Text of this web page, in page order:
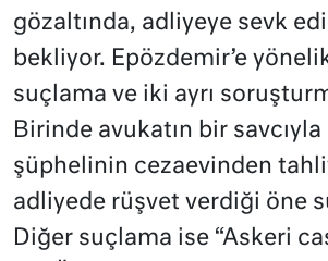
gözaltında, adliyeye sevk
bekliyor. Epözdemir’e
suçlama ve iki ayrı
Birinde avukatın bir
şüphelinin cezaevinden
adliyede rüşvet verdiği öne
Diğer suçlama ise “Askeri